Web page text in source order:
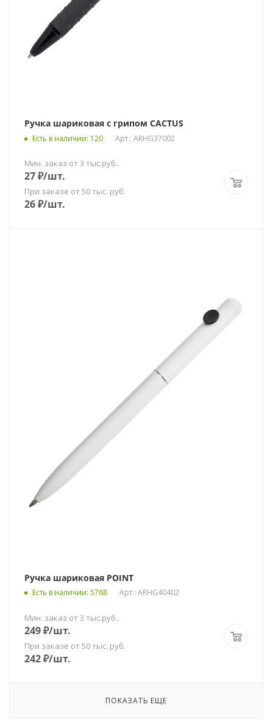
Ручка шариковая с грипом CACTUS
Есть в наличии: 120 Арт.: ARHG37002
Мин. заказ от 3 тыс.руб..
27₽/шт.
При заказе от 50 тыс. руб.
26₽/шт.
Ручка шариковая POINT
Есть в наличии: 5768 Арт.: ARHG40402
Мин. заказ от 3 тыс.руб..
249₽/шт.
При заказе от 50 тыс. руб.
242₽/шт.
ПОКАЗАТЬ ЕЩЕ